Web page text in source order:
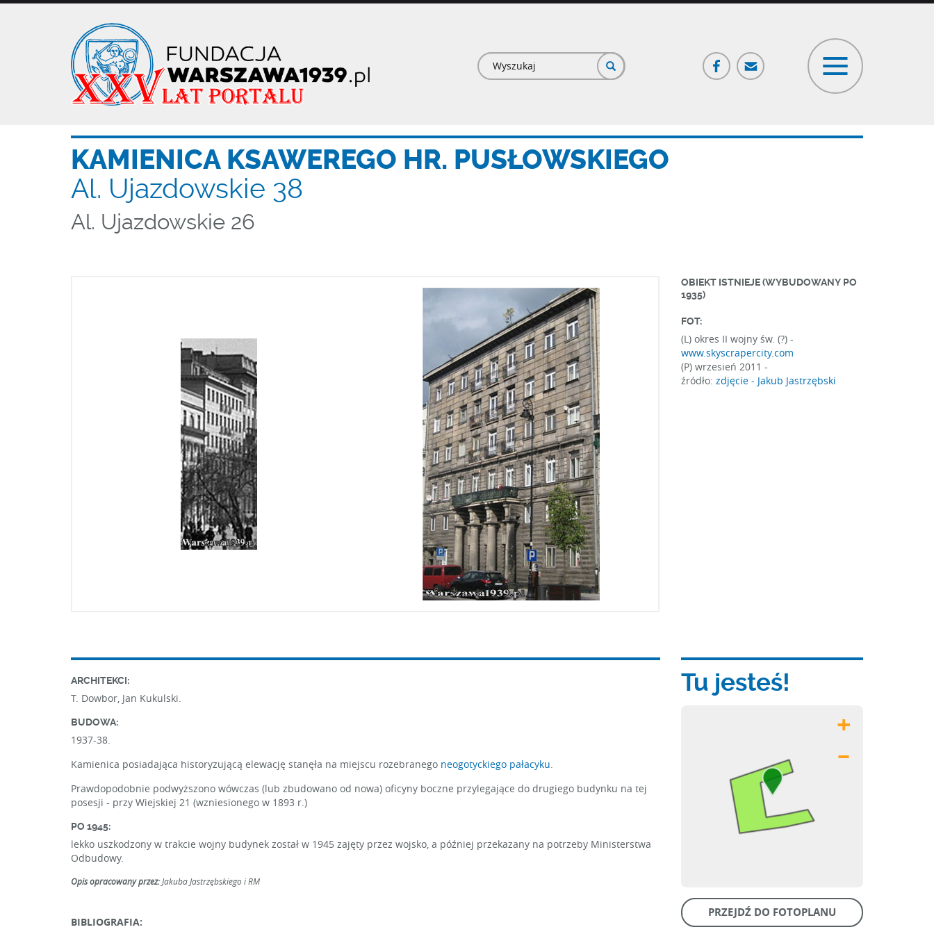
Formularz FacebookPoczta
KAMIENICA KSAWEREGO HR. PUSŁOWSKIEGO
Al. Ujazdowskie 38
Al. Ujazdowskie 26
OBIEKT ISTNIEJE (WYBUDOWANY PO
1935)
FOT:
(L) okres II wojny św. (?) -
www.skyscrapercity.com
(P) wrzesień 2011 -
źródło: zdjęcie - Jakub Jastrzębski
ARCHITEKCI:
T. Dowbor, Jan Kukulski.
BUDOWA:
1937-38.
Kamienica posiadająca historyzującą elewację stanęła na miejscu rozebranego neogotyckiego pałacyku.
Prawdopodobnie podwyższono wówczas (lub zbudowano od nowa) oficyny boczne przylegające do drugiego budynku na tej
posesji - przy Wiejskiej 21 (wzniesionego w 1893 r.)
PO 1945:
lekko uszkodzony w trakcie wojny budynek został w 1945 zajęty przez wojsko, a później przekazany na potrzeby Ministerstwa
Odbudowy.
Opis opracowany przez:Jakuba Jastrzębskiego i RM
BIBLIOGRAFIA:
Tu jesteś!
+
–
PRZEJDŹ DO FOTOPLANU